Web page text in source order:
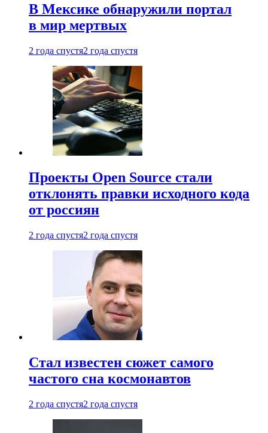
В Мексике обнаружили портал
в мир мертвых
2 года спустя2 года спустя
Проекты Open Source стали
отклонять правки исходного кода
от россиян
2 года спустя2 года спустя
Стал известен сюжет самого
частого сна космонавтов
2 года спустя2 года спустя